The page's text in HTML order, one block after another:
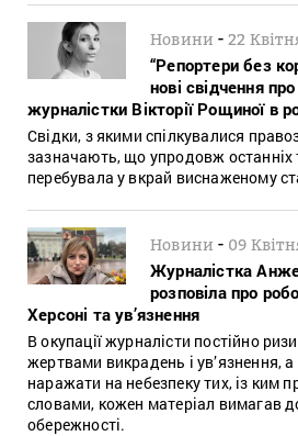
Новини -22
“Репортери без
нові свідчення
журналістки Вікторії Рощиної в
Свідки, з якими спілкувалися
зазначають, що упродовж
перебувала у вкрай виснаженому
Новини - 09
Журналістка
розповіла про
Херсоні та ув’язнення
В окупації журналісти постійно
жертвами викрадень і ув’язнення,
наражати на небезпеку тих, із ким
словами, кожен матеріал вимагав
обережності.